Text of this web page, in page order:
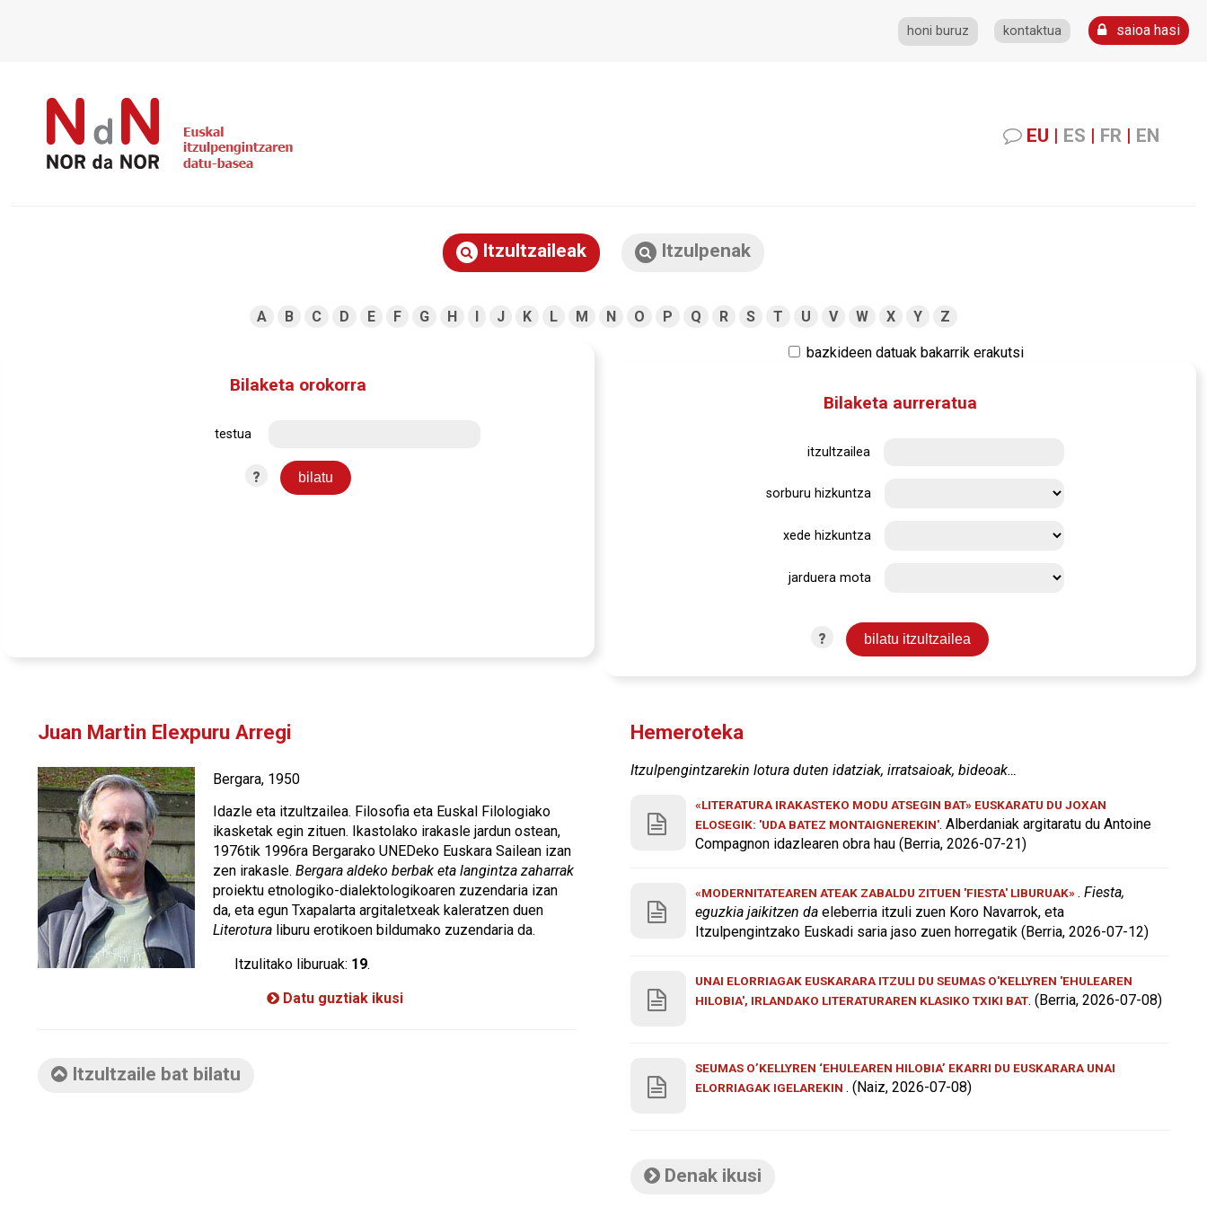
honi buruz kontaktua saioa hasi
EU | ES | FR | EN
Itzultzaileak Itzulpenak
A B C D E F G H I J K L M N O P Q R S T U V W X Y Z
bazkideen datuak bakarrik erakutsi
Bilaketa orokorra
testua
?
Bilaketa aurreratua
itzultzailea
sorburu hizkuntza
xede hizkuntza
jarduera mota
?
Juan Martin Elexpuru Arregi
Bergara, 1950
Idazle eta itzultzailea. Filosofia eta Euskal Filologiako
ikasketak egin zituen. Ikastolako irakasle jardun ostean,
1976tik 1996ra Bergarako UNEDeko Euskara Sailean izan
zen irakasle. Bergara aldeko berbak eta langintza zaharrak
proiektu etnologiko-dialektologikoaren zuzendaria izan
da, eta egun Txapalarta argitaletxeak kaleratzen duen
Literotura liburu erotikoen bildumako zuzendaria da.
Itzulitako liburuak: 19.
Datu guztiak ikusi
Itzultzaile bat bilatu
Hemeroteka
Itzulpengintzarekin lotura duten idatziak, irratsaioak, bideoak…
«LITERATURA IRAKASTEKO MODU ATSEGIN BAT» EUSKARATU DU JOXAN
ELOSEGIK: 'UDA BATEZ MONTAIGNEREKIN'. Alberdaniak argitaratu du Antoine
Compagnon idazlearen obra hau (Berria, 2026-07-21)
«MODERNITATEAREN ATEAK ZABALDU ZITUEN 'FIESTA' LIBURUAK» . Fiesta,
eguzkia jaikitzen da eleberria itzuli zuen Koro Navarrok, eta
Itzulpengintzako Euskadi saria jaso zuen horregatik (Berria, 2026-07-12)
UNAI ELORRIAGAK EUSKARARA ITZULI DU SEUMAS O'KELLYREN 'EHULEAREN
HILOBIA', IRLANDAKO LITERATURAREN KLASIKO TXIKI BAT. (Berria, 2026-07-08)
SEUMAS O’KELLYREN ‘EHULEAREN HILOBIA’ EKARRI DU EUSKARARA UNAI
ELORRIAGAK IGELAREKIN . (Naiz, 2026-07-08)
Denak ikusi